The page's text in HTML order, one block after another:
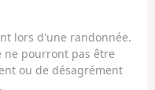
lors d'une randonnée.
ne pourront pas être
ou de désagrément